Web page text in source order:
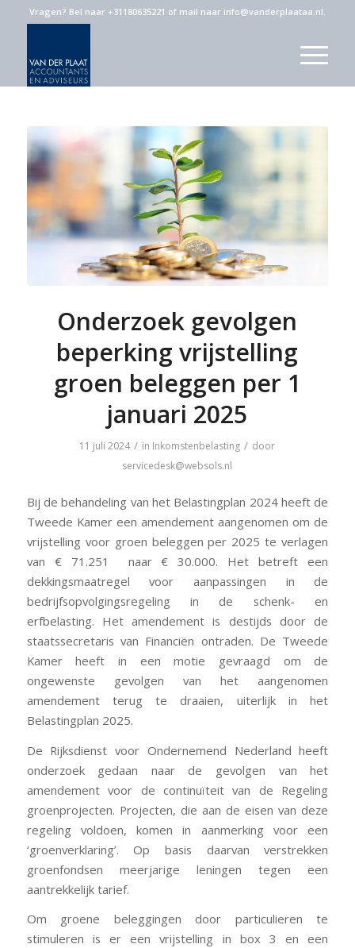
Vragen? Bel naar +31180635221 of mail naar info@vanderplaataa.nl.
Onderzoek gevolgen
beperking vrijstelling
groen beleggen per 1
januari 2025
11 juli 2024 / in Inkomstenbelasting / door
servicedesk@websols.nl
Bij de behandeling van het Belastingplan 2024 heeft de
Tweede Kamer een amendement aangenomen om de
vrijstelling voor groen beleggen per 2025 te verlagen
van € 71.251 naar € 30.000. Het betreft een
dekkingsmaatregel voor aanpassingen in de
bedrijfsopvolgingsregeling in de schenk- en
erfbelasting. Het amendement is destijds door de
staatssecretaris van Financiën ontraden. De Tweede
Kamer heeft in een motie gevraagd om de
ongewenste gevolgen van het aangenomen
amendement terug te draaien, uiterlijk in het
Belastingplan 2025.
De Rijksdienst voor Ondernemend Nederland heeft
onderzoek gedaan naar de gevolgen van het
amendement voor de continuïteit van de Regeling
groenprojecten. Projecten, die aan de eisen van deze
regeling voldoen, komen in aanmerking voor een
‘groenverklaring’. Op basis daarvan verstrekken
groenfondsen meerjarige leningen tegen een
aantrekkelijk tarief.
Om groene beleggingen door particulieren te
stimuleren is er een vrijstelling in box 3 en een